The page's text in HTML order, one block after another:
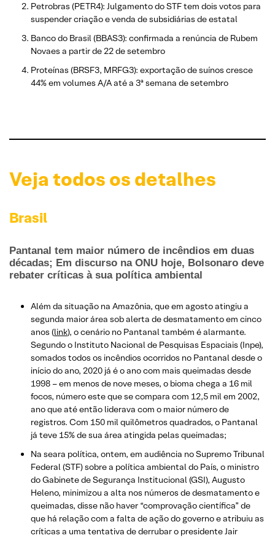
Petrobras (PETR4): Julgamento do STF tem dois votos para
suspender criação e venda de subsidiárias de estatal
Banco do Brasil (BBAS3): confirmada a renúncia de Rubem
Novaes a partir de 22 de setembro
Proteínas (BRSF3, MRFG3): exportação de suínos cresce
44% em volumes A/A até a 3ª semana de setembro
Veja todos os detalhes
Brasil
Pantanal tem maior número de incêndios em duas
décadas; Em discurso na ONU hoje, Bolsonaro deve
rebater críticas à sua política ambiental
Além da situação na Amazônia, que em agosto atingiu a
segunda maior área sob alerta de desmatamento em cinco
anos (link), o cenário no Pantanal também é alarmante.
Segundo o Instituto Nacional de Pesquisas Espaciais (Inpe),
somados todos os incêndios ocorridos no Pantanal desde o
início do ano, 2020 já é o ano com mais queimadas desde
1998 – em menos de nove meses, o bioma chega a 16 mil
focos, número este que se compara com 12,5 mil em 2002,
ano que até então liderava com o maior número de
registros. Com 150 mil quilômetros quadrados, o Pantanal
já teve 15% de sua área atingida pelas queimadas;
Na seara política, ontem, em audiência no Supremo Tribunal
Federal (STF) sobre a política ambiental do País, o ministro
do Gabinete de Segurança Institucional (GSI), Augusto
Heleno, minimizou a alta nos números de desmatamento e
queimadas, disse não haver “comprovação científica” de
que há relação com a falta de ação do governo e atribuiu as
críticas a uma tentativa de derrubar o presidente Jair